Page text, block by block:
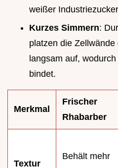
weißer
Kurzes Simmern:
platzen die
langsam auf,
bindet.
Merkmal
Frischer
Rhabarber
Textur
Behält mehr